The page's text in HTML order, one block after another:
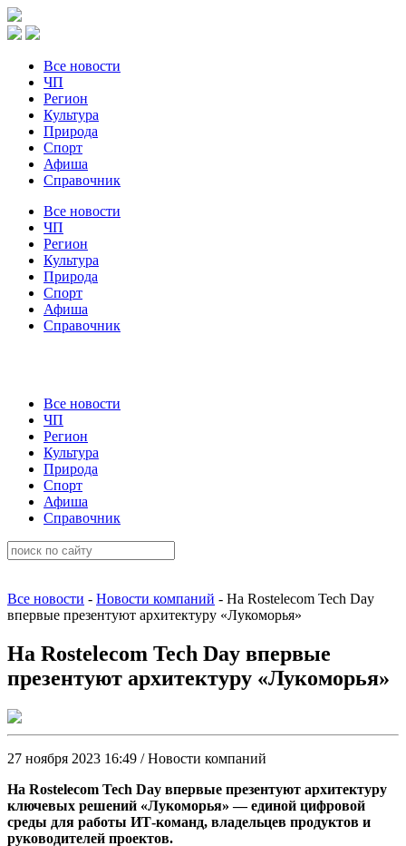
Все новости
ЧП
Регион
Культура
Природа
Спорт
Афиша
Справочник
Все новости
ЧП
Регион
Культура
Природа
Спорт
Афиша
Справочник
Все новости
ЧП
Регион
Культура
Природа
Спорт
Афиша
Справочник
Все новости - Новости компаний - На Rostelecom Tech Day
впервые презентуют архитектуру «Лукоморья»
На Rostelecom Tech Day впервые
презентуют архитектуру «Лукоморья»
27 ноября 2023 16:49 / Новости компаний
На Rostelecom Tech Day впервые презентуют архитектуру
ключевых решений «Лукоморья» — единой цифровой
среды для работы ИТ-команд, владельцев продуктов и
руководителей проектов.